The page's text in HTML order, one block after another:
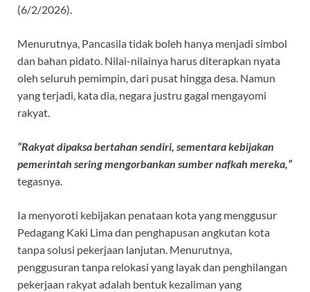
(6/2/2026).
Menurutnya, Pancasila tidak boleh hanya menjadi simbol
dan bahan pidato. Nilai-nilainya harus diterapkan nyata
oleh seluruh pemimpin, dari pusat hingga desa. Namun
yang terjadi, kata dia, negara justru gagal mengayomi
rakyat.
“Rakyat dipaksa bertahan sendiri, sementara kebijakan
pemerintah sering mengorbankan sumber nafkah mereka,”
tegasnya.
Ia menyoroti kebijakan penataan kota yang menggusur
Pedagang Kaki Lima dan penghapusan angkutan kota
tanpa solusi pekerjaan lanjutan. Menurutnya,
penggusuran tanpa relokasi yang layak dan penghilangan
pekerjaan rakyat adalah bentuk kezaliman yang